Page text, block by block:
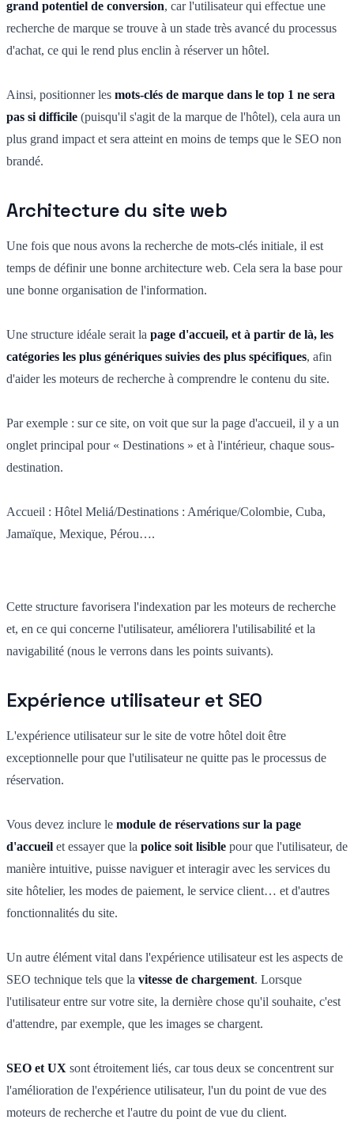
grand potentiel de conversion, car l'utilisateur qui effectue une
recherche de marque se trouve à un stade très avancé du processus
d'achat, ce qui le rend plus enclin à réserver un hôtel.
Ainsi, positionner les mots-clés de marque dans le top 1 ne sera
pas si difficile (puisqu'il s'agit de la marque de l'hôtel), cela aura un
plus grand impact et sera atteint en moins de temps que le SEO non
brandé.
Architecture du site web
Une fois que nous avons la recherche de mots-clés initiale, il est
temps de définir une bonne architecture web. Cela sera la base pour
une bonne organisation de l'information.
Une structure idéale serait la page d'accueil, et à partir de là, les
catégories les plus génériques suivies des plus spécifiques, afin
d'aider les moteurs de recherche à comprendre le contenu du site.
Par exemple : sur ce site, on voit que sur la page d'accueil, il y a un
onglet principal pour « Destinations » et à l'intérieur, chaque sous-
destination.
Accueil : Hôtel Meliá/Destinations : Amérique/Colombie, Cuba,
Jamaïque, Mexique, Pérou….
Cette structure favorisera l'indexation par les moteurs de recherche
et, en ce qui concerne l'utilisateur, améliorera l'utilisabilité et la
navigabilité (nous le verrons dans les points suivants).
Expérience utilisateur et SEO
L'expérience utilisateur sur le site de votre hôtel doit être
exceptionnelle pour que l'utilisateur ne quitte pas le processus de
réservation.
Vous devez inclure le module de réservations sur la page
d'accueil et essayer que la police soit lisible pour que l'utilisateur, de
manière intuitive, puisse naviguer et interagir avec les services du
site hôtelier, les modes de paiement, le service client… et d'autres
fonctionnalités du site.
Un autre élément vital dans l'expérience utilisateur est les aspects de
SEO technique tels que la vitesse de chargement. Lorsque
l'utilisateur entre sur votre site, la dernière chose qu'il souhaite, c'est
d'attendre, par exemple, que les images se chargent.
SEO et UX sont étroitement liés, car tous deux se concentrent sur
l'amélioration de l'expérience utilisateur, l'un du point de vue des
moteurs de recherche et l'autre du point de vue du client.